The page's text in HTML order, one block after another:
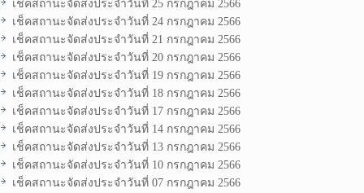
เช็คสถานะจัดส่งประจำวันที่ 25 กรกฎาคม 2566
เช็คสถานะจัดส่งประจำวันที่ 24 กรกฎาคม 2566
เช็คสถานะจัดส่งประจำวันที่ 21 กรกฎาคม 2566
เช็คสถานะจัดส่งประจำวันที่ 20 กรกฎาคม 2566
เช็คสถานะจัดส่งประจำวันที่ 19 กรกฎาคม 2566
เช็คสถานะจัดส่งประจำวันที่ 18 กรกฎาคม 2566
เช็คสถานะจัดส่งประจำวันที่ 17 กรกฎาคม 2566
เช็คสถานะจัดส่งประจำวันที่ 14 กรกฎาคม 2566
เช็คสถานะจัดส่งประจำวันที่ 13 กรกฎาคม 2566
เช็คสถานะจัดส่งประจำวันที่ 10 กรกฎาคม 2566
เช็คสถานะจัดส่งประจำวันที่ 07 กรกฎาคม 2566